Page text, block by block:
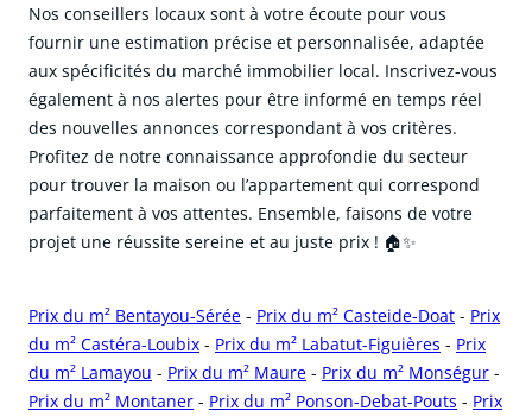
Nos conseillers locaux sont à votre écoute pour vous
fournir une estimation précise et personnalisée, adaptée
aux spécificités du marché immobilier local. Inscrivez-vous
également à nos alertes pour être informé en temps réel
des nouvelles annonces correspondant à vos critères.
Profitez de notre connaissance approfondie du secteur
pour trouver la maison ou l’appartement qui correspond
parfaitement à vos attentes. Ensemble, faisons de votre
projet une réussite sereine et au juste prix ! 🏠✨
Prix du m² Bentayou-Sérée - Prix du m² Casteide-Doat - Prix
du m² Castéra-Loubix - Prix du m² Labatut-Figuières - Prix
du m² Lamayou - Prix du m² Maure - Prix du m² Monségur -
Prix du m² Montaner - Prix du m² Ponson-Debat-Pouts - Prix